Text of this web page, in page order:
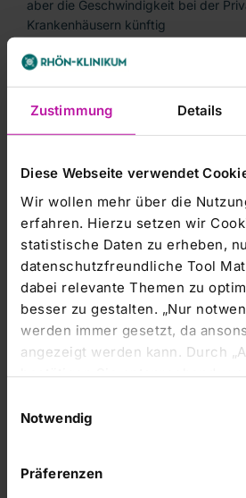
Zustimmung Details
Diese Webseite verwendet
Wir wollen mehr über die
erfahren. Hierzu setzen wir
statistische Daten zu erheben,
datenschutzfreundliche Tool
dabei relevante Themen zu
besser zu gestalten. „Nur
werden immer gesetzt, da
angezeigt werden kann. Durch
bestätigen Sie entsprechend
erlauben Sie alle eingesetzten
Einstellungen anpassen.
finden Sie auch in unserer
Notwendig
Präferenzen
aber die Geschwindigkeit bei der
Krankenhäusern künftig
bremsen, meint Bäumer.
Aktie (Kursgewinn plus Dividende)
den kommenden zwölf Monaten
um mindestens sechs Prozent
bedeutet, dass die
Schwankungsbreite der Aktie
eingeschätzt wird.
Entsprechend ist die Prognose der